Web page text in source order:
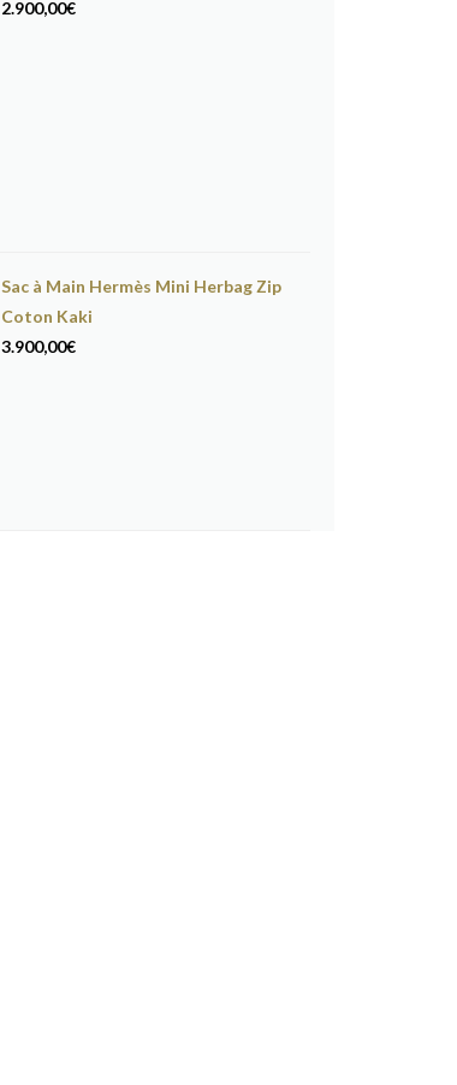
2.900,00€
Sac à Main Hermès Mini Herbag Zip
Coton Kaki
3.900,00€